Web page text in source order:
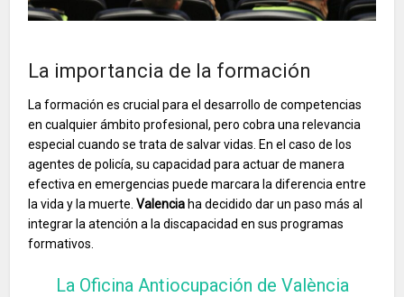
La importancia de la formación
La formación es crucial para el desarrollo de competencias
en cualquier ámbito profesional, pero cobra una relevancia
especial cuando se trata de salvar vidas. En el caso de los
agentes de policía, su capacidad para actuar de manera
efectiva en emergencias puede marcara la diferencia entre
la vida y la muerte.Valencia ha decidido dar un paso más al
integrar la atención a la discapacidad en sus programas
formativos.
La Oficina Antiocupación de València